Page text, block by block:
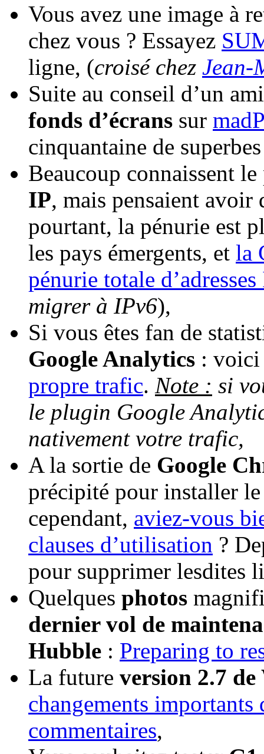
Vous avez une image à
chez vous ? Essayez
ligne, (croisé chez Jean-
Suite au conseil d’un
fonds d’écrans sur
cinquantaine de
Beaucoup connaissent
IP, mais pensaient avoir
pourtant, la pénurie est
les pays émergents, et la
pénurie totale d’adresses
migrer à IPv6),
Si vous êtes fan de
Google Analytics :
propre trafic. Note : si
le plugin Google
nativement votre trafic,
A la sortie de Google
précipité pour installer
cependant, aviez-vous
clauses d’utilisation ?
pour supprimer lesdites
Quelques photos
dernier vol de
Hubble : Preparing to
La future version 2.7 de
changements importants
commentaires,